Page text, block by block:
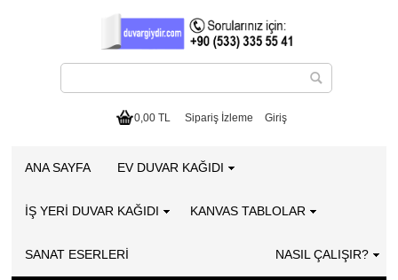
0,00 TL Sipariş İzleme Giriş
ANA SAYFA EV DUVAR KAĞIDI
İŞ YERİ DUVAR KAĞIDI KANVAS TABLOLAR
SANAT ESERLERI NASIL ÇALIŞIR?